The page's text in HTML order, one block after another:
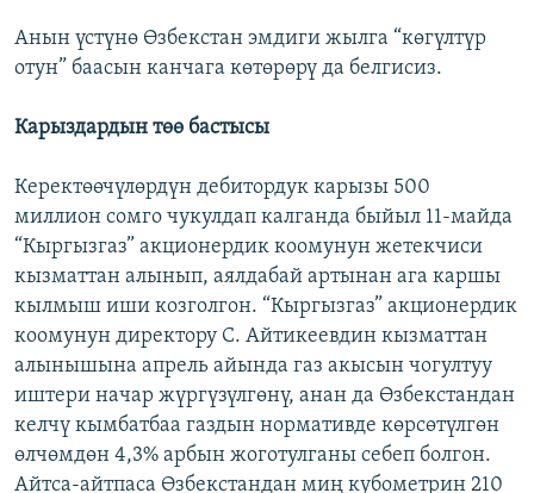
Анын үстүнө Өзбекстан эмдиги жылга “көгүлтүр
отун” баасын канчага көтөрөрү да белгисиз.
Карыздардын төө бастысы
Керектөөчүлөрдүн дебитордук карызы 500
миллион сомго чукулдап калганда быйыл 11-майда
“Кыргызгаз” акционердик коомунун жетекчиси
кызматтан алынып, аялдабай артынан ага каршы
кылмыш иши козголгон. “Кыргызгаз” акционердик
коомунун директору С. Айтикеевдин кызматтан
алынышына апрель айында газ акысын чогултуу
иштери начар жүргүзүлгөнү, анан да Өзбекстандан
келчү кымбатбаа газдын нормативде көрсөтүлгөн
өлчөмдөн 4,3% арбын жоготулганы себеп болгон.
Айтса-айтпаса Өзбекстандан миң кубометрин 210